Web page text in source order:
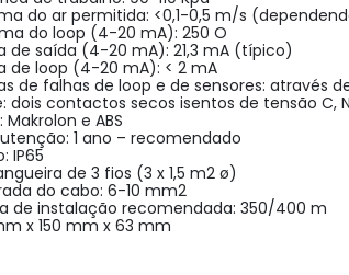
do ar permitida: <0,1-0,5 m/s
do loop (4-20 mA): 250 O
de saída (4-20 mA): 21,3 mA (típico)
de loop (4-20 mA): < 2 mA
de falhas de loop e de sensores: através
dois contactos secos isentos de tensão C,
e ABS
1 ano – recomendado
IP65
de 3 fios (3 x 1,5 m2 ø)
do cabo: 6-10 mm2
de instalação recomendada: 350/400 m
x 150 mm x 63 mm